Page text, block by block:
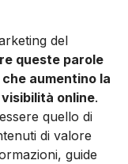
del
queste parole
aumentino la
online.
quello di
di valore
guide